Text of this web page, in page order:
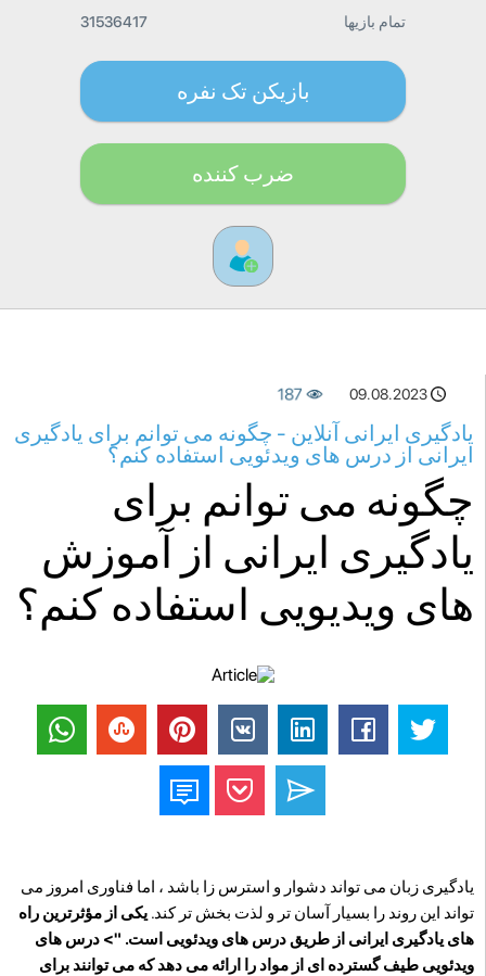
تمام بازیها 31536417
بازیکن تک نفره
ضرب کننده
09.08.2023
187
یادگیری ایرانی آنلاین - چگونه می توانم برای یادگیری
ایرانی از درس های ویدئویی استفاده کنم؟
چگونه می توانم برای
یادگیری ایرانی از آموزش
های ویدیویی استفاده کنم؟
یادگیری زبان می تواند دشوار و استرس زا باشد ، اما فناوری امروز می
تواند این روند را بسیار آسان تر و لذت بخش تر کند. یکی از مؤثرترین راه
های یادگیری ایرانی از طریق درس های ویدئویی است. "> درس های
ویدئویی طیف گسترده ای از مواد را ارائه می دهد که می توانند برای